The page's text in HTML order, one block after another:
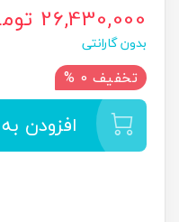
26,430,000 تومان
بدون گارانتی
تخفیف 0 %
افزودن